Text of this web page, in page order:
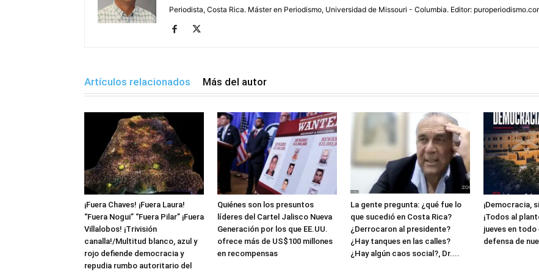
Periodista, Costa Rica. Máster en Periodismo, Universidad de Missouri - Columbia. Editor:
Artículos relacionados Más del autor
¡Fuera Chaves! ¡Fuera Laura!
“Fuera Nogui” “Fuera Pilar” ¡Fuera
Villalobos! ¡Trivisión
canalla!/Multitud blanco, azul y
rojo defiende democracia y
repudia rumbo autoritario del
Quiénes son los presuntos
líderes del Cartel Jalisco Nueva
Generación por los que EE.UU.
ofrece más de US$100 millones
en recompensas
La gente pregunta: ¿qué fue lo
que sucedió en Costa Rica?
¿Derrocaron al presidente?
¿Hay tanques en las calles?
¿Hay algún caos social?, Dr....
¡Democracia,
¡Todos al
jueves en todo
defensa de